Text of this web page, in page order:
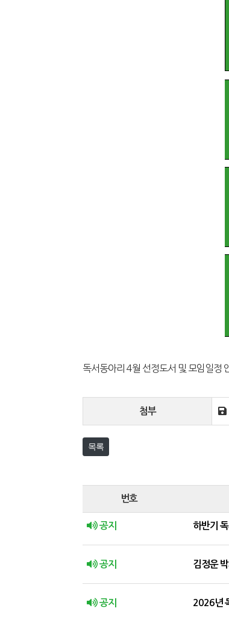
독서동아리 4월 선정도서 및 모임일정
첨부
목록
번호
공지 하반기
공지 김정운
공지 2026년